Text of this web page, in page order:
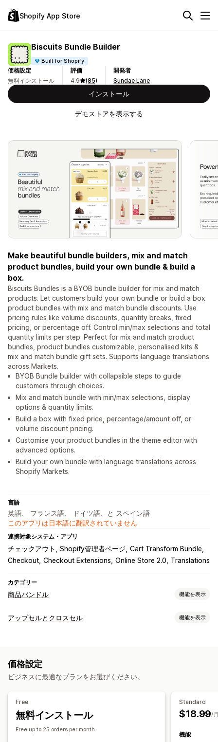
Shopify App Store
Biscuits Bundle Builder
Built for Shopify
価格設定
無料インストール
評価
4.9
(85)
開発者
Sundae Lane
インストール
デモストアを表示する
Make beautiful bundle builders, mix and match
product bundles, build your own bundle & build a
box.
Biscuits Bundles is a BYOB bundle builder for mix and match
products. Let customers build your own bundle or build a box
product bundles with mix and match bundle discounts. Use
pricing rules like volume discounts, quantity breaks, fixed
pricing, or percentage off. Control min/max selections and total
quantity limits per step. Perfect for mix and match product
bundles, product bundles customizable, personalised kits &
mix and match bundle gift sets. Supports language translations
across Markets.
BYOB Bundle builder with collapsible steps to guide
customers through choices.
Mix and match bundle with min/max selections, display
options & quantity limits.
Build a box with fixed price, percentage/amount off, or
volume discount pricing.
Customise your product bundles in the theme editor with
advanced options.
Build your own bundle with language translations across
Shopify Markets.
言語
英語、 フランス語、 ドイツ語、と スペイン語
このアプリは日本語に翻訳されていません
連携対象システム・アプリ
チェックアウト Shopify管理者ページ Cart Transform Bundle
Checkout Checkout Extensions Online Store 2.0 Translations
カテゴリー
商品バンドル 機能を表示
バンドルタイプ
アップセルバンドル
デジタル商品 有形商品 カスタムバンドル
設定可能な価格設定方式
固定価格設定
段階的な価格設定
ディスカウント
動的価格設定
アップセルとクロスセル 機能を表示
複数言語 カスタムルール
段階的ディスカウント
価格設定
ビジネスに最適なプランをお選びください。
Free
無料インストール
Free up to 25 orders per month
Standard
$18.99/
機能